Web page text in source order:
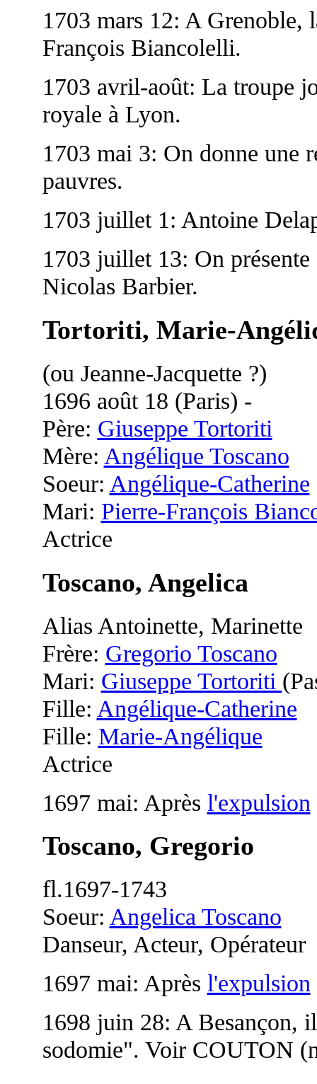
1703 mars 12: A
François Biancolelli.
1703 avril-août: La troupe
royale à Lyon.
1703 mai 3: On donne une
pauvres.
1703 juillet 1: Antoine
1703 juillet 13: On
Nicolas Barbier.
Tortoriti, Marie-
(ou Jeanne-Jacquette ?)
1696 août 18 (Paris) -
Père: Giuseppe Tortoriti
Mère: Angélique Toscano
Soeur: Angélique-Catherine
Mari: Pierre-François
Actrice
Toscano, Angelica
Alias Antoinette, Marinette
Frère: Gregorio Toscano
Mari: Giuseppe Tortoriti
Fille: Angélique-Catherine
Fille: Marie-Angélique
Actrice
1697 mai: Après l'expulsion
Toscano, Gregorio
fl.1697-1743
Soeur: Angelica Toscano
Danseur, Acteur, Opérateur
1697 mai: Après l'expulsion
1698 juin 28: A Besançon,
sodomie". Voir COUTON